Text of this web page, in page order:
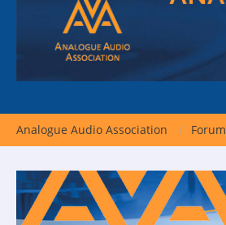
Analogue Audio Association Forum